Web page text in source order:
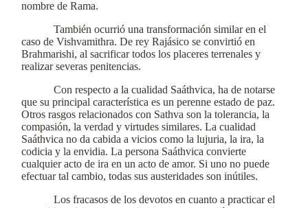
nombre de Rama.
También ocurrió una transformación similar en el
caso de Vishvamithra. De rey Rajásico se convirtió en
Brahmarishi, al sacrificar todos los placeres terrenales y
realizar severas penitencias.
Con respecto a la cualidad Saáthvica, ha de notarse
que su principal característica es un perenne estado de paz.
Otros rasgos relacionados con Sathva son la tolerancia, la
compasión, la verdad y virtudes similares. La cualidad
Saáthvica no da cabida a vicios como la lujuria, la ira, la
codicia y la envidia. La persona Saáthvica convierte
cualquier acto de ira en un acto de amor. Si uno no puede
efectuar tal cambio, todas sus austeridades son inútiles.
Los fracasos de los devotos en cuanto a practicar el